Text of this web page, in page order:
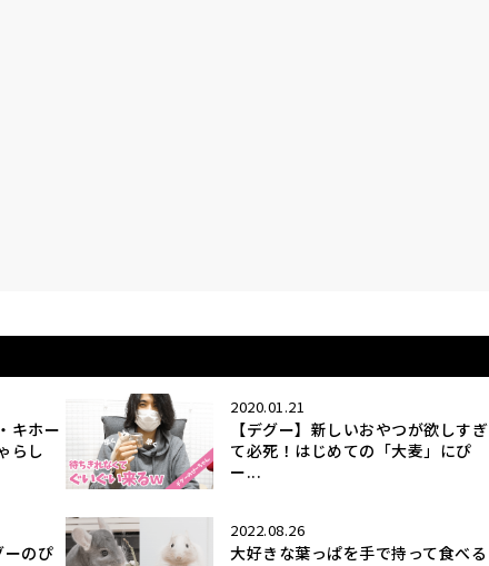
キホー
らし
2020.01.21
【デグー】新しいおやつが欲しすぎ
て必死！はじめての「大麦」にぴ
ー...
ーのぴ
2022.08.26
大好きな葉っぱを手で持って食べる